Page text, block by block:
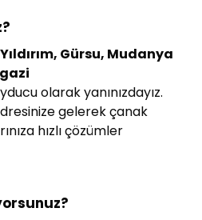
Gürsu, Mudanya
olarak yanınızdayız.
gelerek çanak
hızlı çözümler